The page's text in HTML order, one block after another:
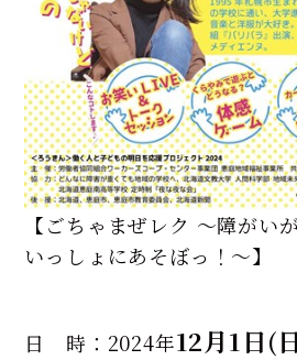
【ごちゃまぜレク ～障がい
いっしょにあそぼっ！～】
日 時：2024年12月1日(